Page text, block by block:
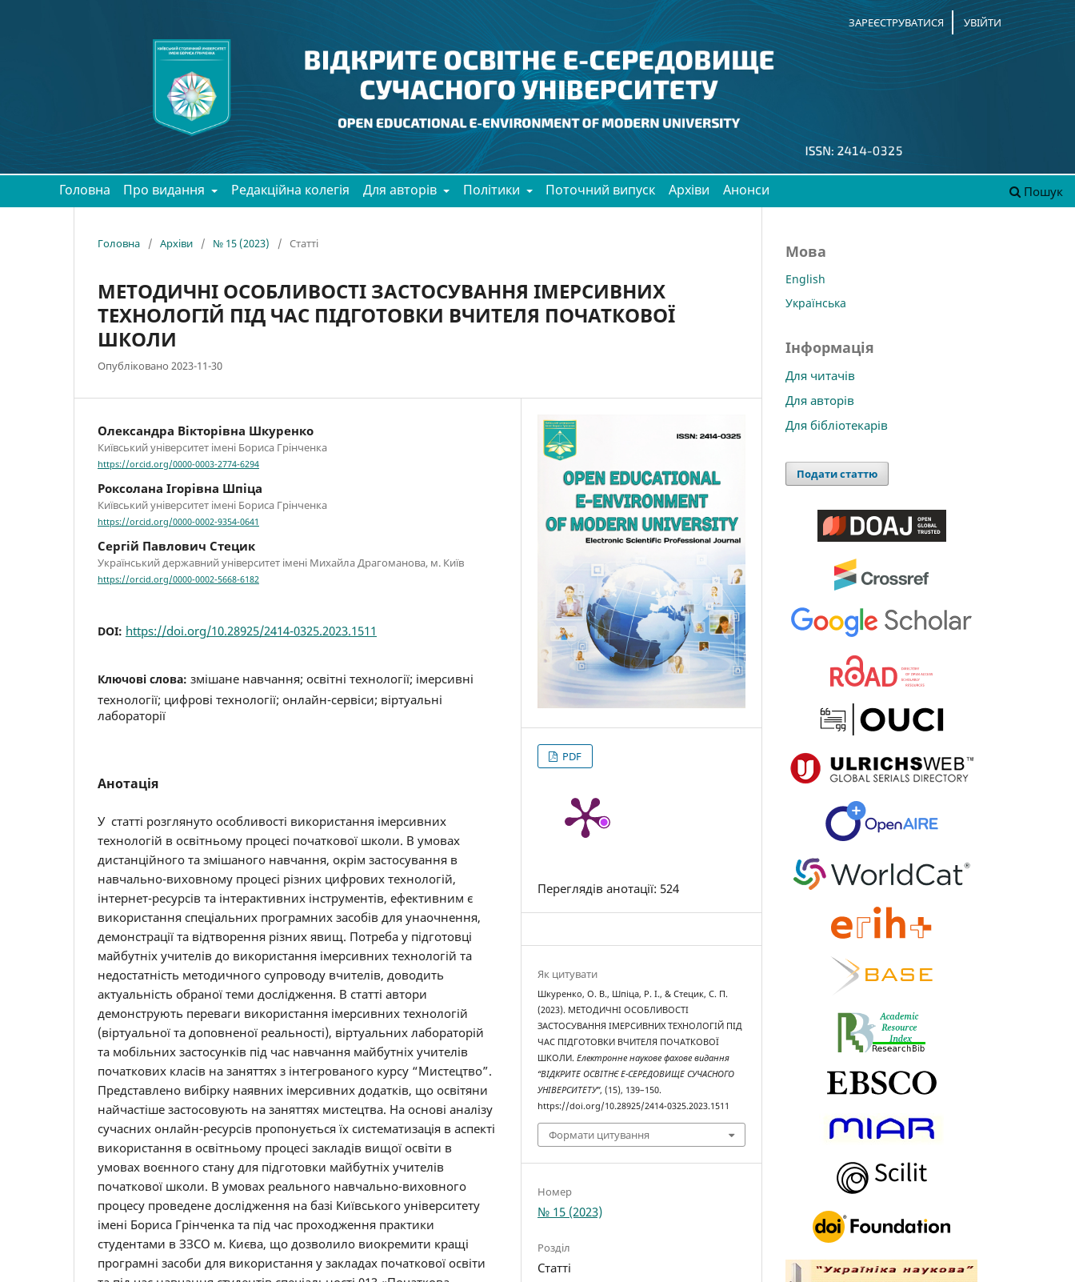
Головна Про видання Редакційна колегія Для авторів Політики Поточний випуск Архіви Анонси Пошук
ЗАРЕЄСТРУВАТИСЯ УВІЙТИ
Головна / Архіви / № 15 (2023) / Статті
МЕТОДИЧНІ ОСОБЛИВОСТІ ЗАСТОСУВАННЯ ІМЕРСИВНИХ
ТЕХНОЛОГІЙ ПІД ЧАС ПІДГОТОВКИ ВЧИТЕЛЯ ПОЧАТКОВОЇ
ШКОЛИ
Опубліковано 2023-11-30
Олександра Вікторівна Шкуренко
Київський університет імені Бориса Грінченка
https://orcid.org/0000-0003-2774-6294
Роксолана Ігорівна Шпіца
Київський університет імені Бориса Грінченка
https://orcid.org/0000-0002-9354-0641
Сергій Павлович Стецик
Український державний університет імені Михайла Драгоманова, м. Київ
https://orcid.org/0000-0002-5668-6182
DOI: https://doi.org/10.28925/2414-0325.2023.1511
Ключові слова: змішане навчання; освітні технології; імерсивні
технології; цифрові технології; онлайн-сервіси; віртуальні
лабораторії
Анотація
У статті розглянуто особливості використання імерсивних
технологій в освітньому процесі початкової школи. В умовах
дистанційного та змішаного навчання, окрім застосування в
навчально-виховному процесі різних цифрових технологій,
інтернет-ресурсів та інтерактивних інструментів, ефективним є
використання спеціальних програмних засобів для унаочнення,
демонстрації та відтворення різних явищ. Потреба у підготовці
майбутніх учителів до використання імерсивних технологій та
недостатність методичного супроводу вчителів, доводить
актуальність обраної теми дослідження. В статті автори
демонструють переваги використання імерсивних технологій
(віртуальної та доповненої реальності), віртуальних лабораторій
та мобільних застосунків під час навчання майбутніх учителів
початкових класів на заняттях з інтегрованого курсу “Мистецтво”.
Представлено вибірку наявних імерсивних додатків, що освітяни
найчастіше застосовують на заняттях мистецтва. На основі аналізу
сучасних онлайн-ресурсів пропонується їх систематизація в аспекті
використання в освітньому процесі закладів вищої освіти в
умовах воєнного стану для підготовки майбутніх учителів
початкової школи. В умовах реального навчально-виховного
процесу проведене дослідження на базі Київського університету
імені Бориса Грінченка та під час проходження практики
студентами в ЗЗСО м. Києва, що дозволило виокремити кращі
програмні засоби для використання у закладах початкової освіти
PDF
Переглядів анотації: 524
Як цитувати
Шкуренко, О. В., Шпіца, Р. І., & Стецик, С. П.
(2023). МЕТОДИЧНІ ОСОБЛИВОСТІ
ЗАСТОСУВАННЯ ІМЕРСИВНИХ ТЕХНОЛОГІЙ ПІД
ЧАС ПІДГОТОВКИ ВЧИТЕЛЯ ПОЧАТКОВОЇ
ШКОЛИ.Електронне наукове фахове видання
“ВІДКРИТЕ ОСВІТНЄ Е-СЕРЕДОВИЩЕ СУЧАСНОГО
УНІВЕРСИТЕТУ”, (15), 139–150.
https://doi.org/10.28925/2414-0325.2023.1511
Формати цитування
Номер
№ 15 (2023)
Розділ
Статті
Мова
English
Українська
Інформація
Для читачів
Для авторів
Для бібліотекарів
Подати статтю